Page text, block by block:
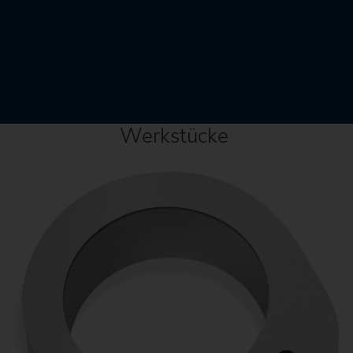
Werkstücke